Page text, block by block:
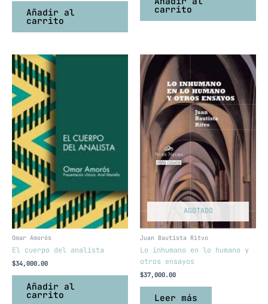
Añadir al
carrito
carrito
Omar Amorós
El cuerpo del analista
$34,000.00
Añadir al
carrito
AGOTADO
Juan Bautista Ritvo
Lo inhumano en lo humano y
otros ensayos
$37,000.00
Leer más